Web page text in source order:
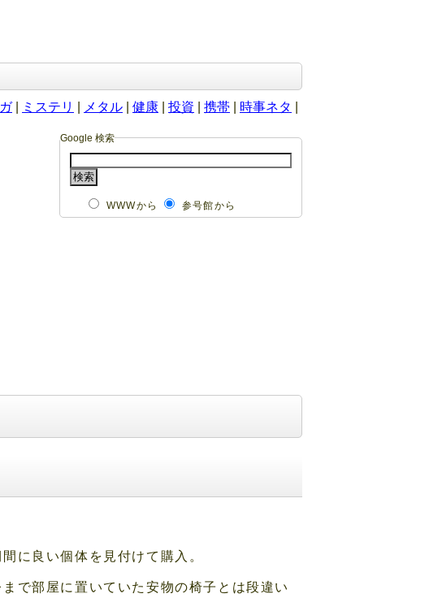
| ミステリ メタル 健康 投資 携帯 時事ネタ
Google 検索
WWWから 参号館から
に良い個体を見付けて購入。
で部屋に置いていた安物の椅子とは段違い